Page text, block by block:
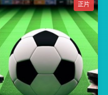
正片